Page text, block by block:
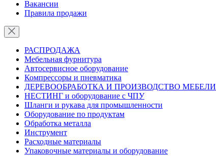
Вакансии
Правила продажи
РАСПРОДАЖА
Мебельная фурнитура
Автосервисное оборудование
Компрессоры и пневматика
ДЕРЕВООБРАБОТКА И ПРОИЗВОДСТВО МЕБЕЛИ
НЕСТИНГ и оборудование с ЧПУ
Шланги и рукава для промышленности
Оборудование по продуктам
Обработка металла
Инструмент
Расходные материалы
Упаковочные материалы и оборудование